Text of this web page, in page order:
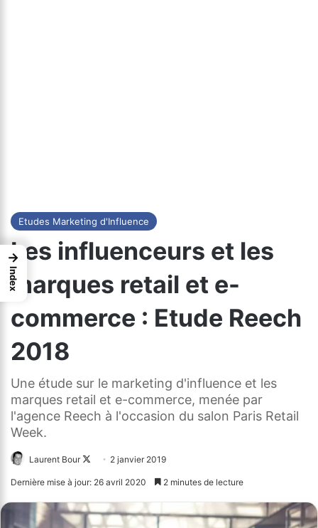
Etudes Marketing d'Influence
Les influenceurs et les
marques retail et e-
commerce : Etude Reech
2018
Une étude sur le marketing d'influence et les
marques retail et e-commerce, menée par
l'agence Reech à l'occasion du salon Paris Retail
Week.
Laurent Bour
Follow2 janvier 2019
Dernière mise à jour: 26 avril 2020 2 minutes de lecture
→
Index